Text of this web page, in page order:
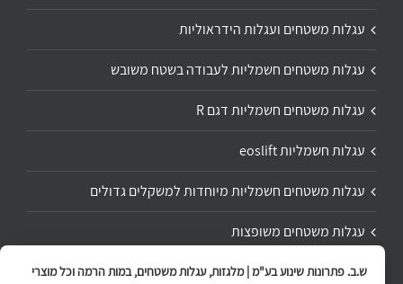
עגלות משטחים ועגלות הידראוליות
עגלות משטחים חשמליות לעבודה בשטח משובש
עגלות משטחים חשמליות דגם R
עגלות חשמליות eoslift
עגלות משטחים חשמליות מיוחדות למשקלים גדולים
עגלות משטחים משופצות
תיקון ושיפוץ עגלת משטחים
ש.ב. פתרונות שינוע בע"מ | מלגזות, עגלות משטחים, במות הרמה וכל מוצרי